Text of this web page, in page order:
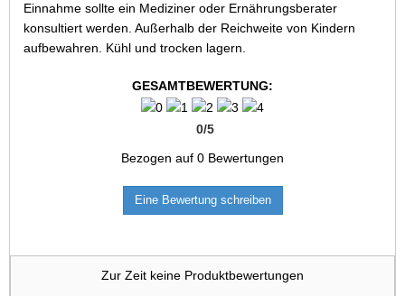
Einnahme sollte ein Mediziner oder Ernährungsberater
konsultiert werden. Außerhalb der Reichweite von Kindern
aufbewahren. Kühl und trocken lagern.
GESAMTBEWERTUNG:
0/5
Bezogen auf 0 Bewertungen
Eine Bewertung schreiben
Zur Zeit keine Produktbewertungen